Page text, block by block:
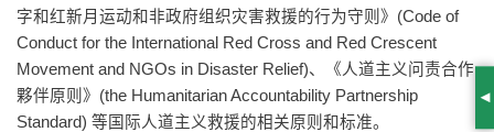
字和红新月运动和非政府组织灾害救援的行为守则》(Code of
Conduct for the International Red Cross and Red Crescent
Movement and NGOs in Disaster Relief)、《人道主义问责合作
夥伴原则》(the Humanitarian Accountability Partnership
Standard) 等国际人道主义救援的相关原则和标准。